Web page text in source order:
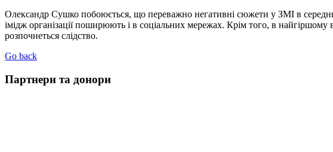
Олександр Сушко побоюється, що переважно негативні сюжети у ЗМІ в
імідж організації поширюють і в соціальних мережах. Крім того, в
розпочнеться слідство.
Go back
Партнери та донори